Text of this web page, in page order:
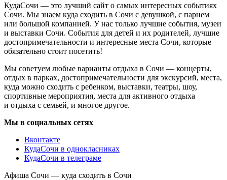
КудаСочи — это лучший сайт о самых интересных событиях
Сочи. Мы знаем куда сходить в Сочи с девушкой, с парнем
или большой компанией. У нас только лучшие события, музеи
и выставки Сочи. События для детей и их родителей, лучшие
достопримечательности и интересные места Сочи, которые
обязательно стоит посетить!
Мы советуем любые варианты отдыха в Сочи — концерты,
отдых в парках, достопримечательности для экскурсий, места,
куда можно сходить с ребенком, выставки, театры, шоу,
спортивные мероприятия, места для активного отдыха
и отдыха с семьей, и многое другое.
Мы в социальных сетях
Вконтакте
КудаСочи в однокласниках
КудаСочи в телеграме
Афиша Сочи — куда сходить в Сочи